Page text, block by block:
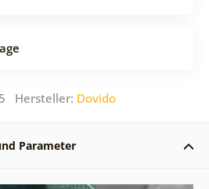
Hersteller: Dovido
Parameter